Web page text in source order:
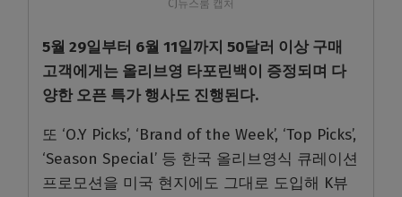
CJ뉴스룸 캡처
5월 29일부터 6월 11일까지 50달러 이상 구매
고객에게는 올리브영 타포린백이 증정되며 다
양한 오픈 특가 행사도 진행된다.
또 ‘O.Y Picks’, ‘Brand of the Week’, ‘Top Picks’,
‘Season Special’ 등 한국 올리브영식 큐레이션
프로모션을 미국 현지에도 그대로 도입해 K뷰